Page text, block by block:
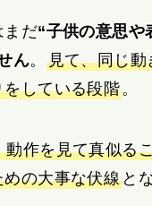
まだ“子供の意思や
ん。 見て、同じ動
している段階。
動作を見て真似る
の大事な伏線 と